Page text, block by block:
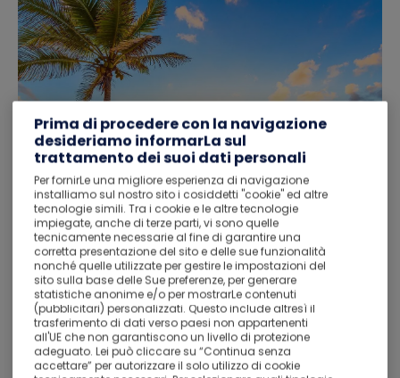
Cancun è una città situata sulla costa sud-est della
penisola dello Yucatan nello stato messicano di Quintana
Roo. È una delle principali destinazioni turistiche di fama
mondiale, oltre ad essere la sede del comune di Benito
Juárez. La città si trova sul Mar dei Caraibi ed è uno dei
punti più a est del Messico. Cancún si trova appena a
nord della banda di resort della costa caraibica
Prima di procedere con la navigazione
desideriamo informarLa sul
trattamento dei suoi dati personali
Per fornirLe una migliore esperienza di navigazione
installiamo sul nostro sito i cosiddetti "cookie" ed altre
tecnologie simili. Tra i cookie e le altre tecnologie
impiegate, anche di terze parti, vi sono quelle
tecnicamente necessarie al fine di garantire una
corretta presentazione del sito e delle sue funzionalità
nonché quelle utilizzate per gestire le impostazioni del
sito sulla base delle Sue preferenze, per generare
statistiche anonime e/o per mostrarLe contenuti
(pubblicitari) personalizzati. Questo include altresì il
trasferimento di dati verso paesi non appartenenti
all'UE che non garantiscono un livello di protezione
adeguato. Lei può cliccare su “Continua senza
accettare” per autorizzare il solo utilizzo di cookie